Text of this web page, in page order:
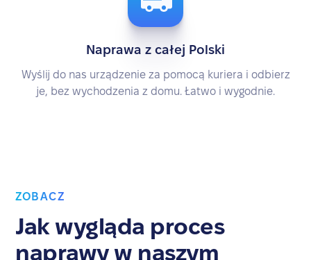
Naprawa z całej Polski
Wyślij do nas urządzenie za pomocą kuriera i odbierz
je, bez wychodzenia z domu. Łatwo i wygodnie.
ZOBACZ
Jak wygląda proces
naprawy w naszym